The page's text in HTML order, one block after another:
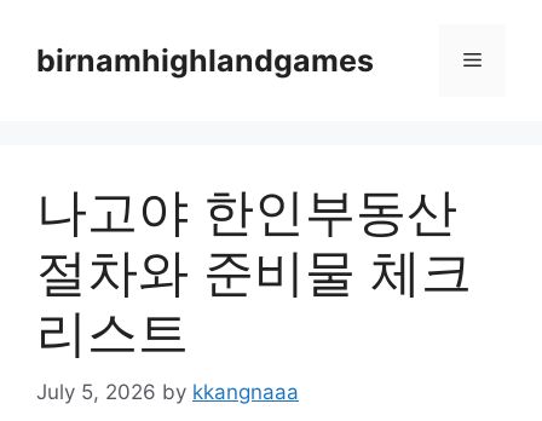
contentbirnamhighlandgames Menu
나고야 한인부동산
절차와 준비물 체크
리스트
July 5, 2026 by kkangnaaa